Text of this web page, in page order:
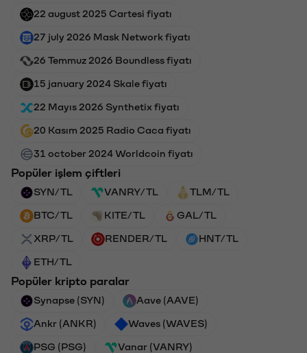
22 august 2025 Cartesi fiyatı
27 july 2026 Mask Network fiyatı
26 Temmuz 2026 Boundless fiyatı
15 january 2024 Skale fiyatı
22 Mayıs 2026 Synthetix fiyatı
20 Kasım 2025 Radio Caca fiyatı
31 october 2024 Worldcoin fiyatı
Popüler işlem çiftleri
SYN/TL VANRY/TL TLM/TL
BTC/TL KITE/TL GAL/TL
XRP/TL RENDER/TL HNT/TL
ETH/TL
Popüler kripto paralar
Synapse (SYN) Aave (AAVE)
Ankr (ANKR) Waves (WAVES)
PSG (PSG) Vanar (VANRY)